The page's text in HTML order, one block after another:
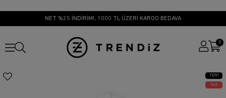
NET %25 İNDİRİM!, 1000 TL ÜZERİ KARGO BEDAVA
0
YENI
ÜRÜN
25